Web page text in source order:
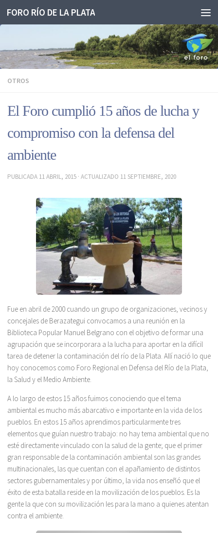
Saltar al contenido
FORO RÍO DE LA PLATA
OTROS
El Foro cumplió 15 años de lucha y
compromiso con la defensa del
ambiente
PUBLICADA 11 ABRIL, 2015 · ACTUALIZADO 11 SEPTIEMBRE, 2020
Fue en abril de 2000 cuando un grupo de organizaciones, vecinos y
concejales de Berazategui convocamos a una reunión en la
Biblioteca Popular Manuel Belgrano con el objetivo de formar una
agrupación que se incorporara a la lucha para aportar en la difícil
tarea de detener la contaminación del río de la Plata. Allí nació lo que
hoy conocemos como Foro Regional en Defensa del Río de la Plata,
la Salud y el Medio Ambiente.
A lo largo de estos 15 años fuimos conociendo que el tema
ambiental es mucho más abarcativo e importante en la vida de los
pueblos. En estos 15 años aprendimos particularmente tres
elementos que guían nuestro trabajo: no hay tema ambiental que no
esté directamente vinculado con la salud de la gente; que el primer
gran responsable de la contaminación ambiental son las grandes
multinacionales, las que cuentan con el apañamiento de distintos
sectores gubernamentales y por último, la vida nos enseñó que el
éxito de esta batalla reside en la movilización de los pueblos. Es la
gente la que con su movilización les para la mano a quienes atentan
contra el ambiente.